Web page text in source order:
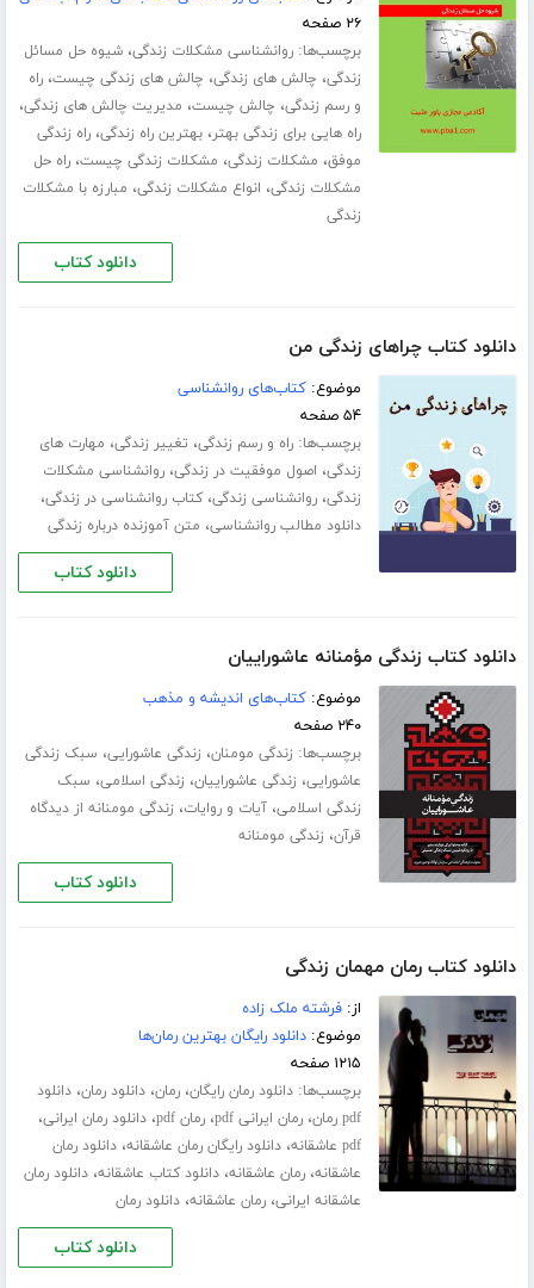
۲۶ صفحه
برچسب‌ها:روانشناسی مشکلات زندگی،شیوه حل مسائل
زندگی، چالش های زندگی، چالش های زندگی چیست،راه
و رسم زندگی، چالش چیست، مدیریت چالش های زندگی،
راه هایی برای زندگی بهتر،بهترین راه زندگی،راه زندگی
موفق، مشکلات زندگی، مشکلات زندگی چیست،راه حل
مشکلات زندگی، انواع مشکلات زندگی، مبارزه با مشکلات
زندگی
دانلود کتاب
دانلود کتاب چراهای زندگی من
موضوع:کتاب‌های روانشناسی
۵۴ صفحه
برچسب‌ها:راه و رسم زندگی، تغییر زندگی، مهارت های
زندگی، اصول موفقیت در زندگی،روانشناسی مشکلات
زندگی،روانشناسی زندگی،کتاب روانشناسی در زندگی،
دانلود مطالب روانشناسی، متن آموزنده درباره زندگی
دانلود کتاب
دانلود کتاب زندگی مؤمنانه عاشوراییان
موضوع:کتاب‌های اندیشه و مذهب
۲۴۰ صفحه
برچسب‌ها: زندگی مومنان، زندگی عاشورایی، سبک زندگی
عاشورایی، زندگی عاشوراییان، زندگی اسلامی، سبک
زندگی اسلامی،آیات و روایات، زندگی مومنانه از دیدگاه
قرآن، زندگی مومنانه
دانلود کتاب
دانلود کتاب رمان مهمان زندگی
از:فرشته ملک زاده
موضوع:دانلود رایگان بهترین رمان‌ها
۱۲۱۵ صفحه
برچسب‌ها:دانلود رمان رایگان،رمان،دانلود رمان،دانلود
pdf رمان
،رمان ایرانی pdf ،رمان pdf ،دانلود رمان ایرانی،
pdf عاشقانه ،دانلود رایگان رمان عاشقانه،دانلود رمان
عاشقانه،رمان عاشقانه،دانلود کتاب عاشقانه،دانلود رمان
عاشقانه ایرانی،رمان عاشقانه،دانلود رمان
دانلود کتاب